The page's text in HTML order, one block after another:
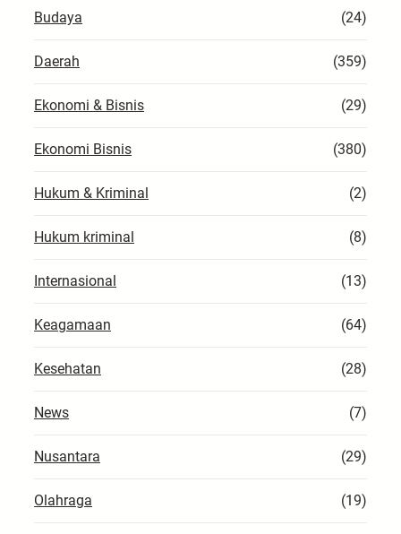
Budaya (24)
Daerah (359)
Ekonomi & Bisnis (29)
Ekonomi Bisnis (380)
Hukum & Kriminal (2)
Hukum kriminal (8)
Internasional (13)
Keagamaan (64)
Kesehatan (28)
News (7)
Nusantara (29)
Olahraga (19)